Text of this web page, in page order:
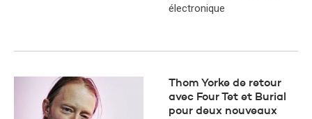
électronique
Thom Yorke de retour
avec Four Tet et Burial
pour deux nouveaux